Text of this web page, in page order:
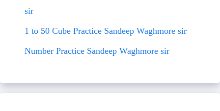
sir
1 to 50 Cube Practice Sandeep Waghmore sir
Number Practice Sandeep Waghmore sir